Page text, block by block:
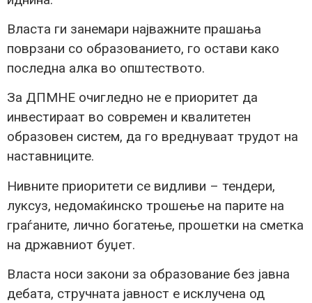
Власта ги занемари најважните прашања
поврзани со образованието, го остави како
последна алка во општеството.
За ДПМНЕ очигледно не е приоритет да
инвестираат во современ и квалитетен
образовен систем, да го вреднуваат трудот на
наставниците.
Нивните приоритети се видливи – тендери,
луксуз, недомаќинско трошење на парите на
граѓаните, лично богатење, прошетки на сметка
на државниот буџет.
Власта носи закони за образование без јавна
дебата, стручната јавност е исклучена од